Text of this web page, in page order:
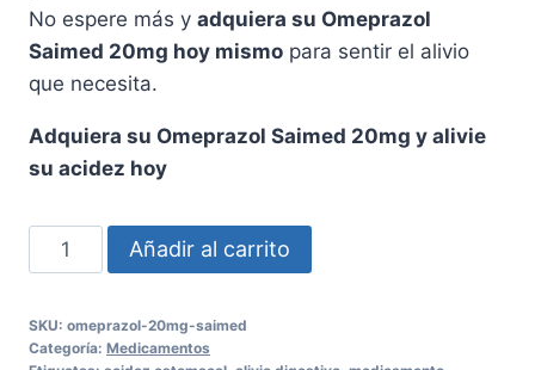
No espere más y adquiera su Omeprazol
Saimed 20mg hoy mismo para sentir el alivio
que necesita.
Adquiera su Omeprazol Saimed 20mg y alivie
su acidez hoy
Omeprazol
Saimed
Cápsulas
Añadir al carrito
SKU: omeprazol-20mg-saimed
Categoría: Medicamentos